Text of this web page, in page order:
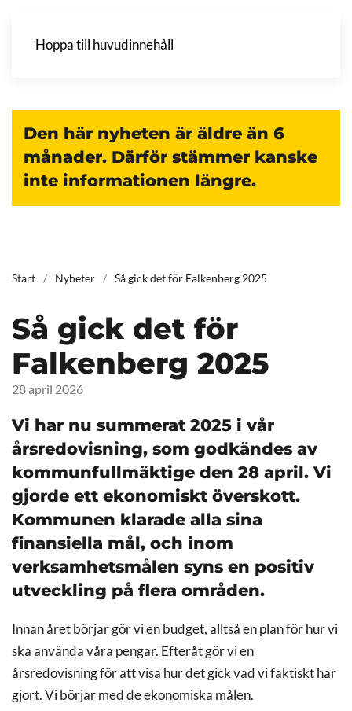
Hoppa till huvudinnehåll
Den här nyheten är äldre än 6
månader. Därför stämmer kanske
inte informationen längre.
Start Nyheter Så gick det för Falkenberg 2025
Så gick det för
Falkenberg 2025
28 april 2026
Vi har nu summerat 2025 i vår
årsredovisning, som godkändes av
kommunfullmäktige den 28 april. Vi
gjorde ett ekonomiskt överskott.
Kommunen klarade alla sina
finansiella mål, och inom
verksamhetsmålen syns en positiv
utveckling på flera områden.
Innan året börjar gör vi en budget, alltså en plan för hur vi
ska använda våra pengar. Efteråt gör vi en
årsredovisning för att visa hur det gick vad vi faktiskt har
gjort. Vi börjar med de ekonomiska målen.